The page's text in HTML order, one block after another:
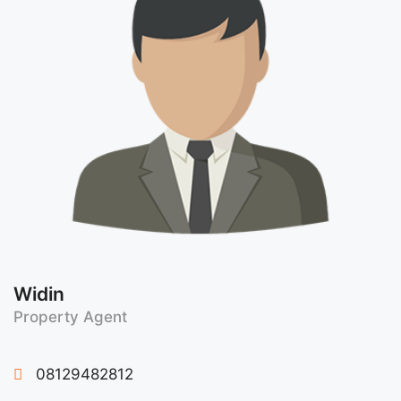
Widin
Property Agent
08129482812